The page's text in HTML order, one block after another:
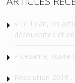
« Le Lean, en
découvertes et
« Cesame,
Résolution 2019